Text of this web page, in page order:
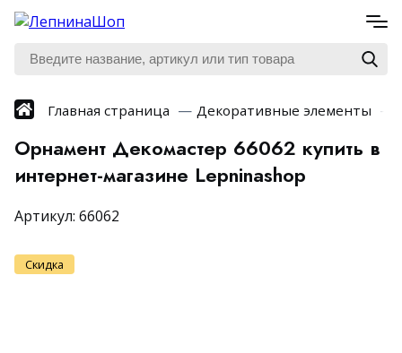
Главная страница Декоративные элементы
Орнамент Декомастер 66062 купить в
интернет-магазине Lepninashop
Артикул: 66062
Скидка